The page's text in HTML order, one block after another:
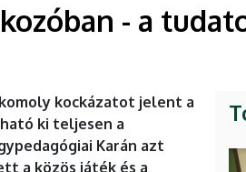
- a
kockázatot jelent a
ki teljesen a
Karán azt
a közös játék és a